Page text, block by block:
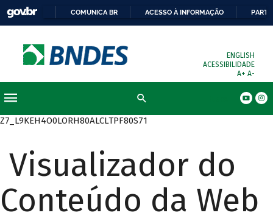
COMUNICA BR ACESSO À INFORMAÇÃO
ENGLISH
ACESSIBILIDADE
A+ A-
Z7_L9KEH4O0LORH80ALCLTPF80S71
Visualizador do
Conteúdo da Web